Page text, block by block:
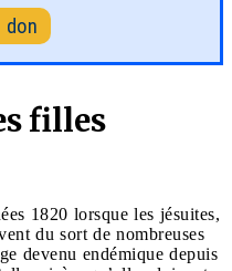
don
filles
1820 lorsque les jésuites,
du sort de nombreuses
devenu endémique depuis